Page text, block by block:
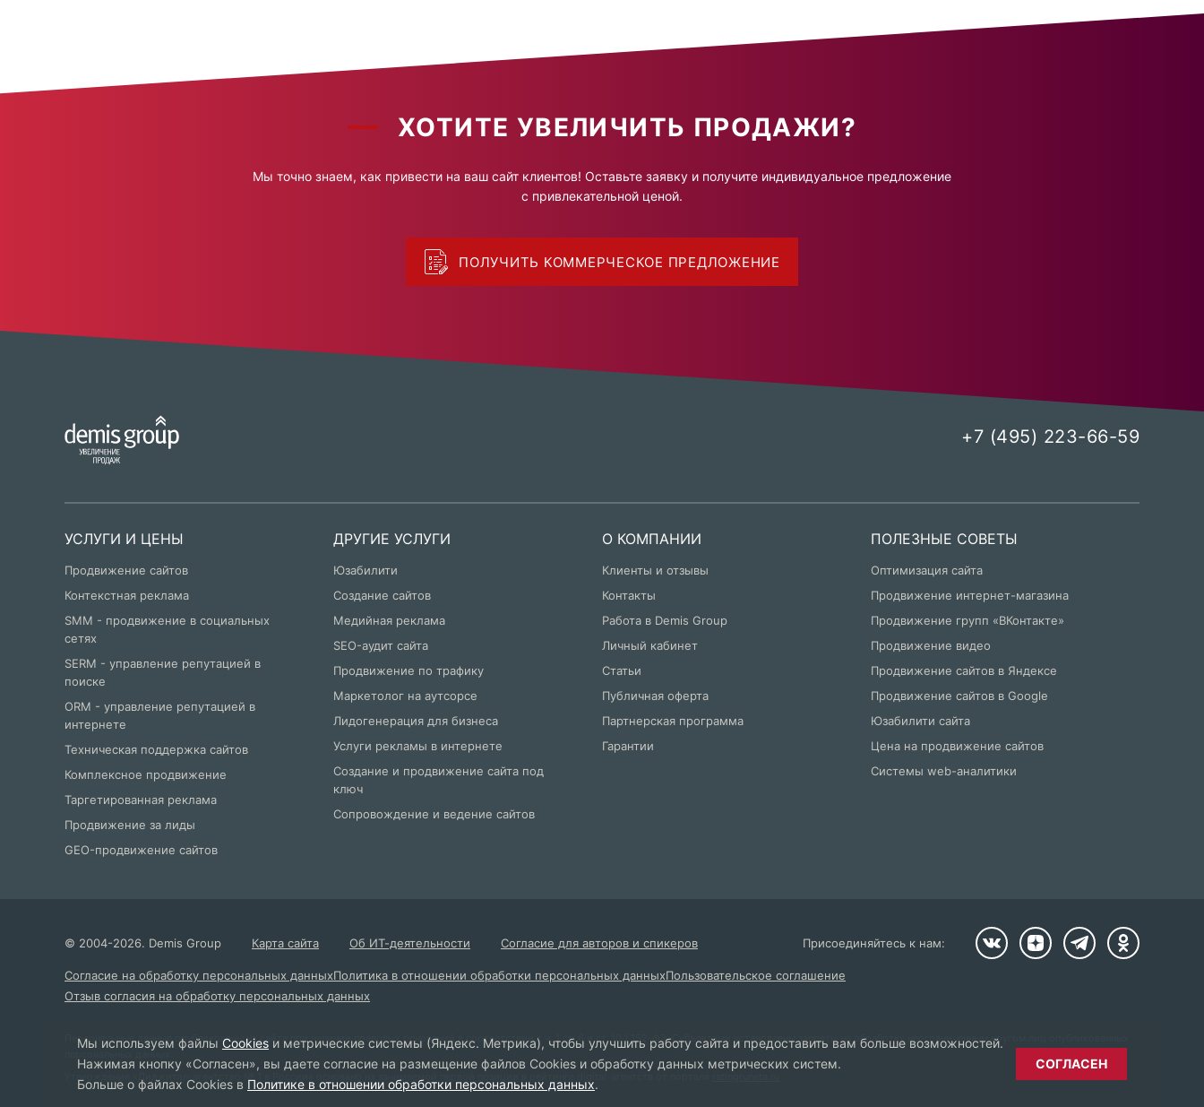
ХОТИТЕ УВЕЛИЧИТЬ ПРОДАЖИ?
Мы точно знаем, как привести на ваш сайт клиентов! Оставьте заявку и получите индивидуальное предложение
с привлекательной ценой.
ПОЛУЧИТЬ КОММЕРЧЕСКОЕ ПРЕДЛОЖЕНИЕ
+7 (495) 223-66-59
УСЛУГИ И ЦЕНЫ
Продвижение сайтов
Контекстная реклама
SMM - продвижение в социальных
сетях
SERM - управление репутацией в
поиске
ORM - управление репутацией в
интернете
Техническая поддержка сайтов
Комплексное продвижение
Таргетированная реклама
Продвижение за лиды
GEO-продвижение сайтов
ДРУГИЕ УСЛУГИ
Юзабилити
Создание сайтов
Медийная реклама
SEO-аудит сайта
Продвижение по трафику
Маркетолог на аутсорсе
Лидогенерация для бизнеса
Услуги рекламы в интернете
Создание и продвижение сайта под
ключ
Сопровождение и ведение сайтов
О КОМПАНИИ
Клиенты и отзывы
Контакты
Работа в Demis Group
Личный кабинет
Статьи
Публичная оферта
Партнерская программа
Гарантии
ПОЛЕЗНЫЕ СОВЕТЫ
Оптимизация сайта
Продвижение интернет-магазина
Продвижение групп «ВКонтакте»
Продвижение видео
Продвижение сайтов в Яндексе
Продвижение сайтов в Google
Юзабилити сайта
Цена на продвижение сайтов
Системы web-аналитики
Присоединяйтесь к нам:
© 2004-2026. Demis Group Карта сайта Об ИТ-деятельности Согласие для авторов и спикеров
Согласие на обработку персональных данныхПолитика в отношении обработки персональных данныхПользовательское соглашение
Отзыв согласия на обработку персональных данных
Персональные данные опубликованы на сайте при наличии правовых оснований в соответствии с ч. 1 ст. 6 и ст. 10.1 152-ФЗ. Субъектами установлены запреты на обработку неограниченным кругом лиц опубликованных
персональных данных.
Утверждение «Диджитал-агентство № 1 в России» основано на занимаемой первой позиции в рейтинге digital-агентств от портала
Мы используем файлы Cookies и метрические системы (Яндекс. Метрика), чтобы улучшить работу сайта и предоставить вам больше возможностей.
Нажимая кнопку «Согласен», вы даете согласие на размещение файлов Cookies и обработку данных метрических систем.
Больше о файлах Cookies в Политике в отношении обработки персональных данных.
СОГЛАСЕН